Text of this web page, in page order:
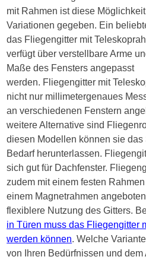
mit Rahmen ist diese
Variationen gegeben. Ein
das Fliegengitter mit
verfügt über verstellbare Arme
Maße des Fensters angepasst
werden. Fliegengitter mit
nicht nur millimetergenaues
an verschiedenen Fenstern
weitere Alternative sind
diesen Modellen können sie das
Bedarf herunterlassen.
sich gut für Dachfenster.
zudem mit einem festen
einem Magnetrahmen
flexiblere Nutzung des Gitters.
in Türen muss das Fliegengitter
werden können. Welche
von Ihren Bedürfnissen und dem